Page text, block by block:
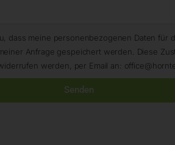
dass meine personenbezogenen Daten für
Anfrage gespeichert werden. Diese
werden, per Email an:
Senden